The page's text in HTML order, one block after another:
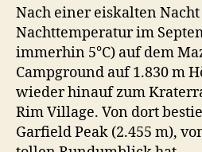
Nach einer eiskalten
Nachttemperatur im
immerhin 5°C) auf dem
Campground auf 1.830 m
wieder hinauf zum
Rim Village. Von dort
Garfield Peak (2.455 m),